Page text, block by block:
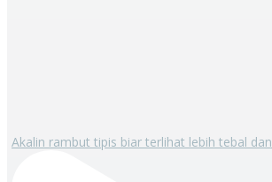
Akalin rambut tipis biar terlihat lebih tebal dan